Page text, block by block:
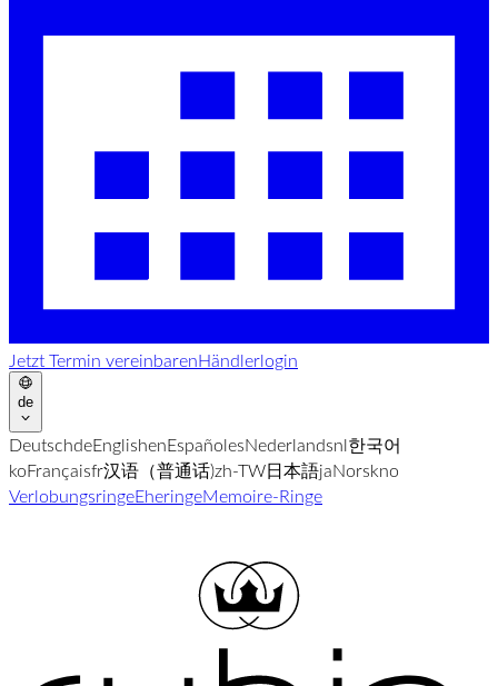
Jetzt Termin vereinbarenHändlerlogin
de
DeutschdeEnglishenEspañolesNederlandsnl한국어
koFrançaisfr汉语（普通话)zh-TW日本語jaNorskno
VerlobungsringeEheringeMemoire-Ringe